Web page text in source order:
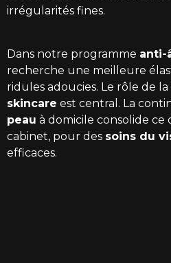
irrégularités fines.
Dans notre programme anti-
recherche une meilleure
ridules adoucies. Le rôle de la
skincare est central. La
peau à domicile consolide ce
cabinet, pour des soins du
efficaces.